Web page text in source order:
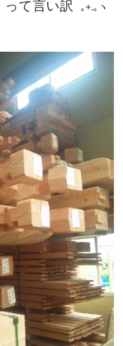
て言い訳
｡+.｡ヽ